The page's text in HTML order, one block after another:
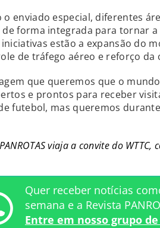
o enviado especial, diferentes
forma integrada para tornar
iniciativas estão a expansão do
de tráfego aéreo e reforço da
que queremos que o
e prontos para receber
futebol, mas queremos
viaja a convite do
Quer receber notícias
semana e a Revista
Entre em nosso grupo